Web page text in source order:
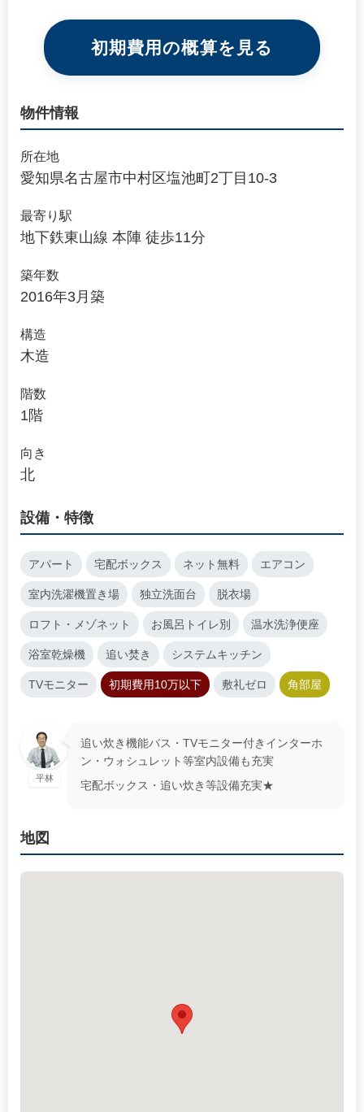
初期費用の概算を見る
物件情報
所在地
愛知県名古屋市中村区塩池町2丁目10-3
最寄り駅
地下鉄東山線 本陣 徒歩11分
築年数
2016年3月築
構造
木造
階数
1階
向き
北
設備・特徴
アパート 宅配ボックス ネット無料 エアコン
室内洗濯機置き場 独立洗面台 脱衣場
ロフト・メゾネット お風呂トイレ別 温水洗浄便座
浴室乾燥機 追い焚き システムキッチン
TVモニター 初期費用10万以下 敷礼ゼロ 角部屋
平林
追い炊き機能バス・TVモニター付きインターホ
ン・ウォシュレット等室内設備も充実
宅配ボックス・追い炊き等設備充実★
地図